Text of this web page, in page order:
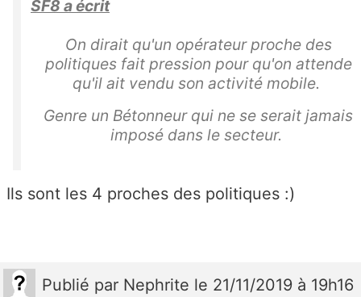
SF8 a écrit
On dirait qu'un opérateur proche des
politiques fait pression pour qu'on attende
qu'il ait vendu son activité mobile.
Genre un Bétonneur qui ne se serait jamais
imposé dans le secteur.
Ils sont les 4 proches des politiques :)
Publié par Nephrite le 21/11/2019 à 19h16